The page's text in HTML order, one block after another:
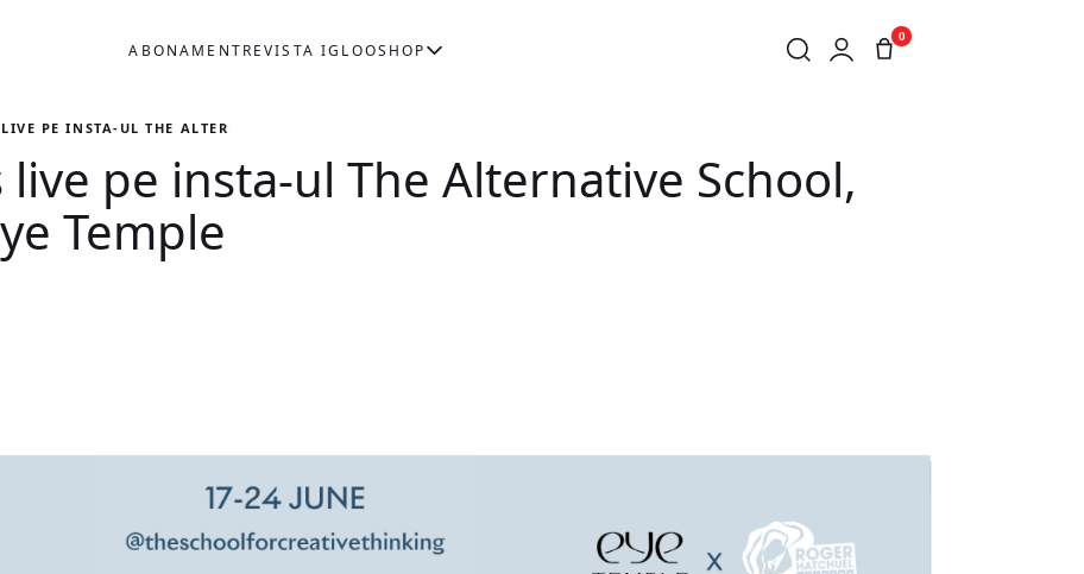
ABONAMENTREVISTA IGLOOSHOP
0
PE INSTA-UL THE ALTERNATIVE SCHOOL, CU SUPORTUL EYE TEMPLE
live pe insta-ul The Alternative School,
Temple